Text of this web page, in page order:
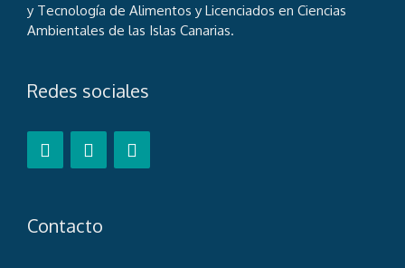
y Tecnología de Alimentos y Licenciados en Ciencias
Ambientales de las Islas Canarias.
Redes sociales
Contacto